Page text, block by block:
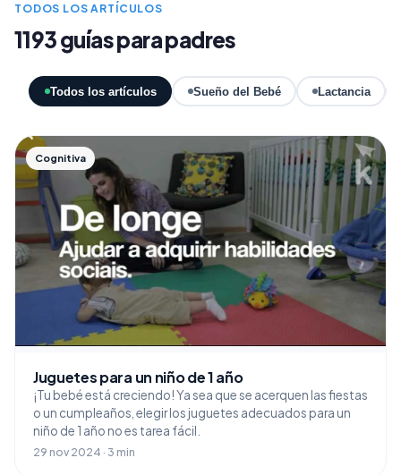
TODOS LOS ARTÍCULOS
1193 guías para padres
Todos los artículos Sueño del Bebé Lactancia
Cognitiva
Juguetes para un niño de 1 año
¡Tu bebé está creciendo! Ya sea que se acerquen las fiestas
o un cumpleaños, elegir los juguetes adecuados para un
niño de 1 año no es tarea fácil.
29 nov 2024 · 3 min